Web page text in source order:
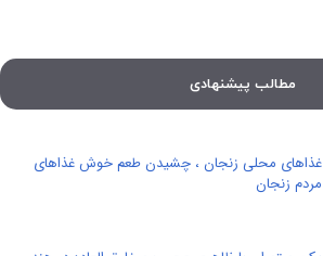
مطالب پیشنهادی
غذاهای محلی زنجان ، چشیدن طعم خوش غذاهای
مردم زنجان